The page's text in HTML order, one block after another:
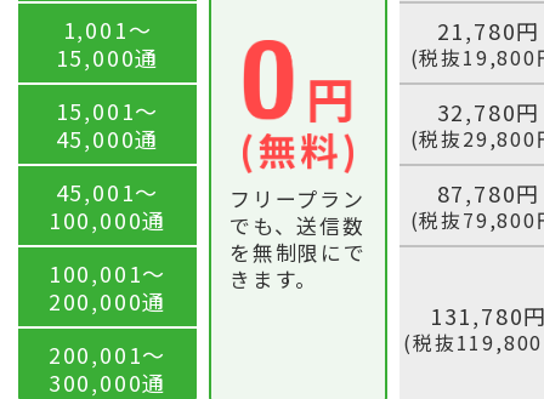
フリープラン
でも、送信数
を無制限にで
きます。
1,001〜
15,000通
21,780円
(税抜19,800
15,001〜
45,000通
32,780円
(税抜29,800
45,001〜
100,000通
87,780円
(税抜79,800
100,001〜
200,000通
131,780
(税抜
200,001〜
300,000通